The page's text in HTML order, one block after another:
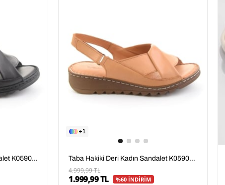
Siyah Hakiki Deri Kadın Sandalet K05907001803
1
Taba Hakiki Deri Kadın Sandalet K05907001803
4.999,99 TL
1.999,99 TL %60 İNDİRİM